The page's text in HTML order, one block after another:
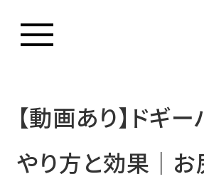
【動画あり】ドギ
やり方と効果｜